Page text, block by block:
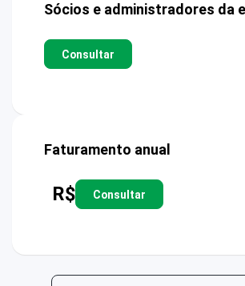
Sócios e administradores da
Consultar
Faturamento anual
R$ Consultar